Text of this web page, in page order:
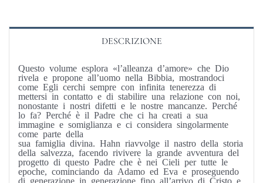
DESCRIZIONE
Questo volume esplora «l’alleanza d’amore» che Dio
rivela e propone all’uomo nella Bibbia, mostrandoci
come Egli cerchi sempre con infinita tenerezza di
mettersi in contatto e di stabilire una relazione con noi,
nonostante i nostri difetti e le nostre mancanze. Perché
lo fa? Perché è il Padre che ci ha creati a sua
immagine e somiglianza e ci considera singolarmente
come parte della
sua famiglia divina. Hahn riavvolge il nastro della storia
della salvezza, facendo rivivere la grande avventura del
progetto di questo Padre che è nei Cieli per tutte le
epoche, cominciando da Adamo ed Eva e proseguendo
di generazione in generazione fino all’arrivo di Cristo e